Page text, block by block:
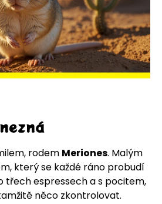
rodem Meriones. Malým
který se každé ráno probudí
třech espressech a s pocitem,
něco zkontrolovat.